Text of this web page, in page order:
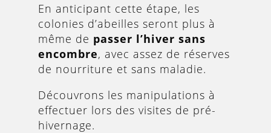
En anticipant cette étape, les
colonies d’abeilles seront plus à
même de passer l’hiver sans
encombre, avec assez de réserves
de nourriture et sans maladie.
Découvrons les manipulations à
effectuer lors des visites de pré-
hivernage.